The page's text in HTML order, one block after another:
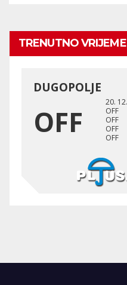
TRENUTNO VRIJEME